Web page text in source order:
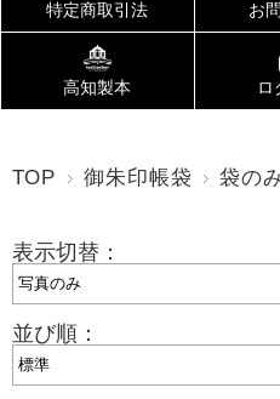
特定商取引法 お
高知製本 ロ
TOP 御朱印帳袋 袋の
表示切替：
並び順：